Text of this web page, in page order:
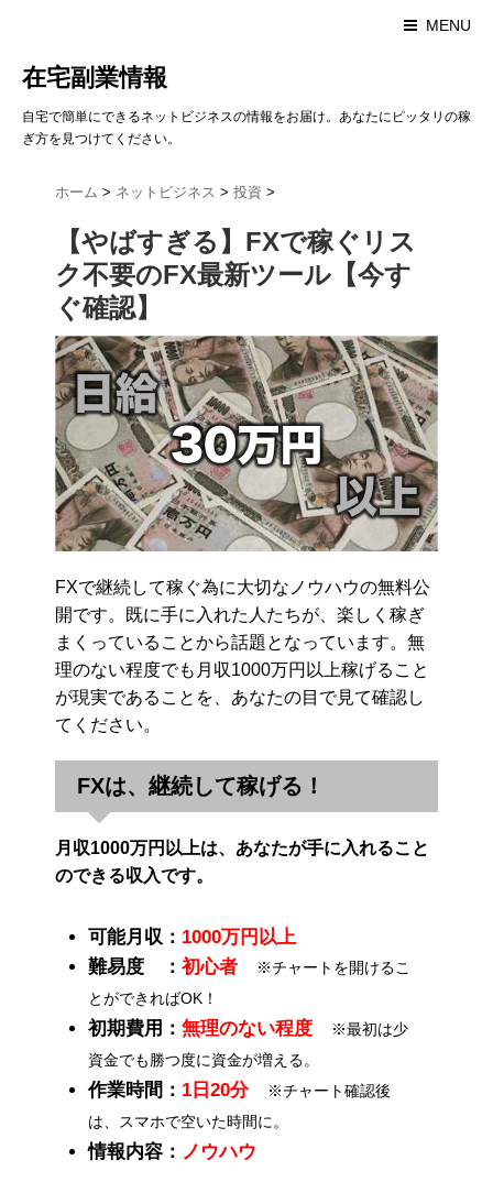
MENU
在宅副業情報
自宅で簡単にできるネットビジネスの情報をお届け。あなたにピッタリの稼
ぎ方を見つけてください。
ホーム > ネットビジネス > 投資 >
【やばすぎる】FXで稼ぐリス
ク不要のFX最新ツール【今す
ぐ確認】
FXで継続して稼ぐ為に大切なノウハウの無料公
開です。既に手に入れた人たちが、楽しく稼ぎ
まくっていることから話題となっています。無
理のない程度でも月収1000万円以上稼げること
が現実であることを、あなたの目で見て確認し
てください。
FXは、継続して稼げる！
月収1000万円以上は、あなたが手に入れること
のできる収入です。
可能月収： 1000万円以上
難易度 ： 初心者
※チャートを開けるこ
とができればOK！
初期費用： 無理のない程度
※最初は少
資金でも勝つ度に資金が増える。
作業時間： 1日20分
※チャート確認後
は、スマホで空いた時間に。
情報内容： ノウハウ